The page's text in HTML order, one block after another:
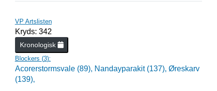
VP Artslisten
Kryds: 342
Kronologisk
Blockers (3):
Acorerstormsvale (89), Nandayparakit (137), Øreskarv
(139),